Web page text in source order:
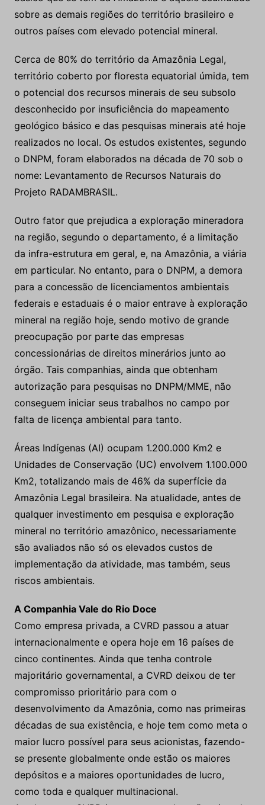
território coberto por floresta equatorial úmida, tem
o potencial dos recursos minerais de seu subsolo
geológico básico e das pesquisas minerais até hoje
realizados no local. Os estudos existentes, segundo
o DNPM, foram elaborados na década de 70 sob o
nome: Levantamento de Recursos Naturais do
Projeto RADAMBRASIL.
Outro fator que prejudica a exploração mineradora
na região, segundo o departamento, é a limitação
da infra-estrutura em geral, e, na Amazônia, a viária
para a concessão de licenciamentos ambientais
federais e estaduais é o maior entrave à exploração
mineral na região hoje, sendo motivo de grande
preocupação por parte das empresas
concessionárias de direitos minerários junto ao
órgão. Tais companhias, ainda que obtenham
autorização para pesquisas no DNPM/MME, não
conseguem iniciar seus trabalhos no campo por
falta de licença ambiental para tanto.
Áreas Indígenas (AI) ocupam 1.200.000 Km2 e
Unidades de Conservação (UC) envolvem 1.100.000
Km2, totalizando mais de 46% da superfície da
qualquer investimento em pesquisa e exploração
mineral no território amazônico, necessariamente
são avaliados não só os elevados custos de
implementação da atividade, mas também, seus
riscos ambientais.
A Companhia Vale do Rio Doce
Como empresa privada, a CVRD passou a atuar
internacionalmente e opera hoje em 16 países de
majoritário governamental, a CVRD deixou de ter
compromisso prioritário para com o
desenvolvimento da Amazônia, como nas primeiras
décadas de sua existência, e hoje tem como meta o
maior lucro possível para seus acionistas, fazendo-
se presente globalmente onde estão os maiores
depósitos e a maiores oportunidades de lucro,
como toda e qualquer multinacional.
Atualmente a CVRD investe em exploração mineral
no exterior, recursos da mesma ordem que investe
no Brasil, onde tem atuação dominante na Província
Mineral de Carajás.